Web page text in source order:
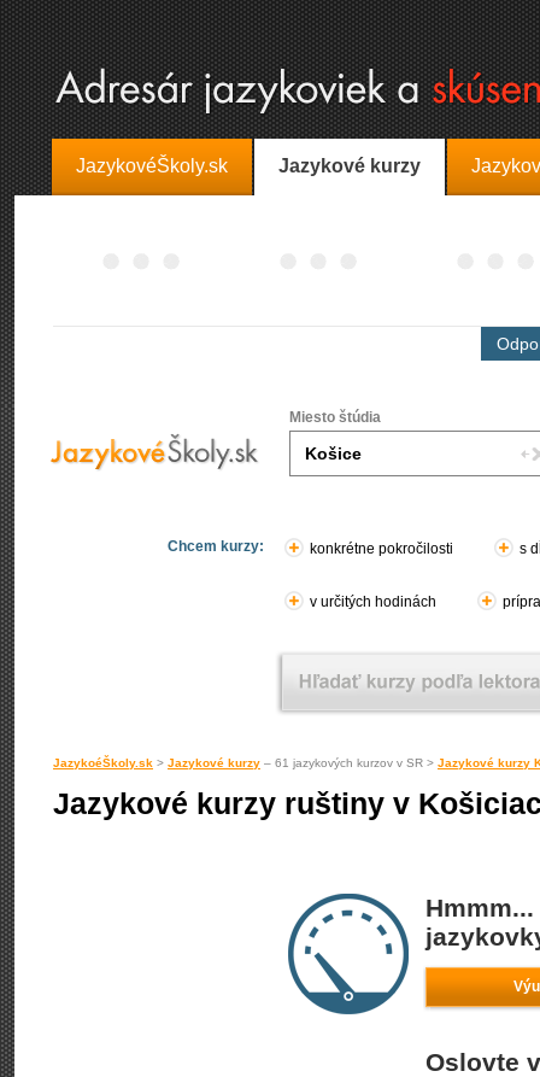
JazykovéŠkoly.sk Jazykové kurzy
Miesto štúdia
Chcem kurzy: konkrétne pokročilosti s
v určitých hodinách
JazykoéŠkoly.sk > Jazykové kurzy – 61 jazykových kurzov v SR > Jazykové kurzy
Jazykové kurzy ruštiny v
Oslovte